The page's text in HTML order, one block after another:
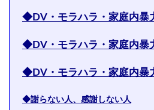
◆DV・モラハラ・家庭内
◆DV・モラハラ・家庭内
◆DV・モラハラ・家庭内
◆謝らない人、感謝しない人